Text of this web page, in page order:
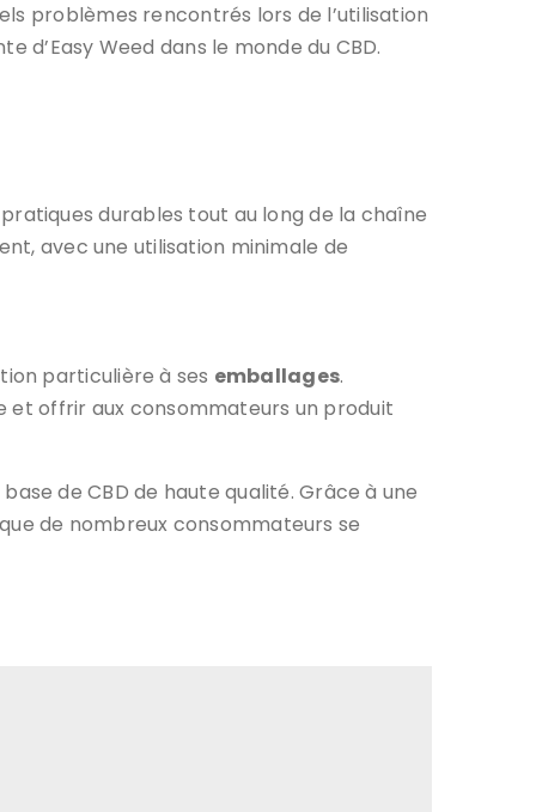
problèmes rencontrés lors de l’utilisation
Weed dans le monde du CBD.
durables tout au long de la chaîne
avec une utilisation minimale de
particulière à ses emballages.
et offrir aux consommateurs un produit
de CBD de haute qualité. Grâce à une
de nombreux consommateurs se